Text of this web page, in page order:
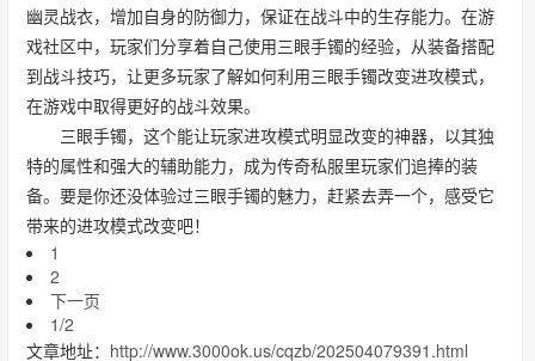
幽灵战衣，增加自身的防御力，保证在战斗中的生存能力。在游
戏社区中，玩家们分享着自己使用三眼手镯的经验，从装备搭配
到战斗技巧，让更多玩家了解如何利用三眼手镯改变进攻模式，
在游戏中取得更好的战斗效果。
三眼手镯，这个能让玩家进攻模式明显改变的神器，以其独
特的属性和强大的辅助能力，成为传奇私服里玩家们追捧的装
备。要是你还没体验过三眼手镯的魅力，赶紧去弄一个，感受它
带来的进攻模式改变吧！
1
2
下一页
1/2
文章地址： http://www.3000ok.us/cqzb/202504079391.html